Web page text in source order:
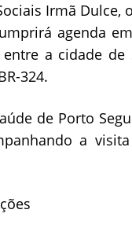
Irmã Dulce,
agenda
a cidade de
324.
de Porto
a